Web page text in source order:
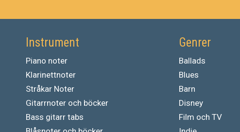
Instrument
Piano noter
Klarinettnoter
Stråkar Noter
Gitarrnoter och böcker
Bass gitarr tabs
Genrer
Ballads
Blues
Barn
Disney
Film och TV